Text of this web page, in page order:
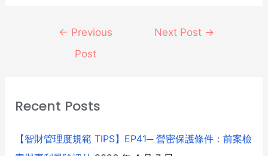
← Previous
Post
Next Post →
Recent Posts
【智財管理度規範 TIPS】EP41─ 營密保護條件：前案檢